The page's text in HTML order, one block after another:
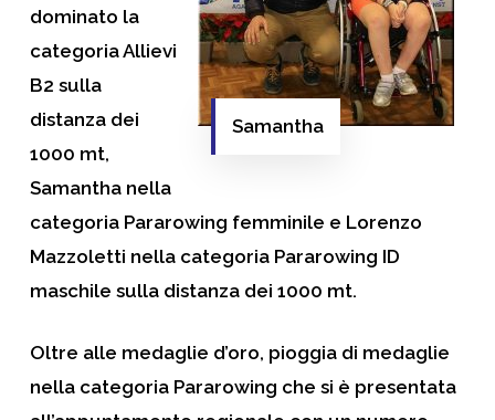
Samantha
dominato la
categoria Allievi
B2 sulla
distanza dei
1000 mt,
Samanthanella
categoria Pararowing femminile e Lorenzo
Mazzoletti nella categoria Pararowing ID
maschile sulla distanza dei 1000 mt.
Oltre alle medaglie d’oro, pioggia di medaglie
nella categoria Pararowing che si è presentata